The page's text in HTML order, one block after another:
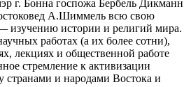
г. Бонна госпожа Бербель Дикманн
А.Шиммель всю свою
изучению истории и религий мира.
работах (а их более сотни),
лекциях и общественной работе
стремление к активизации
и народами Востока и